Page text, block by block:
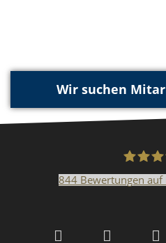
Wir suchen
844 Bewertungen